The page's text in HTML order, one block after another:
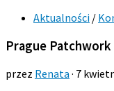
Aktualności /
Prague
przez Renata · 7